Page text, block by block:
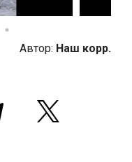
Автор: Наш корр.